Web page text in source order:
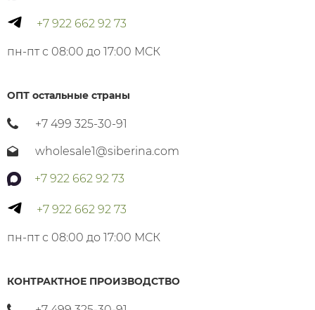
+7 922 662 92 73
пн-пт с 08:00 до 17:00 МСК
ОПТ остальные страны
+7 499 325-30-91
wholesale1@siberina.com
+7 922 662 92 73
+7 922 662 92 73
пн-пт с 08:00 до 17:00 МСК
КОНТРАКТНОЕ ПРОИЗВОДСТВО